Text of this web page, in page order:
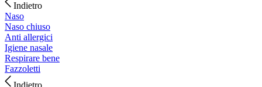
Indietro
Naso
Naso chiuso
Anti allergici
Igiene nasale
Respirare bene
Fazzoletti
Indietro